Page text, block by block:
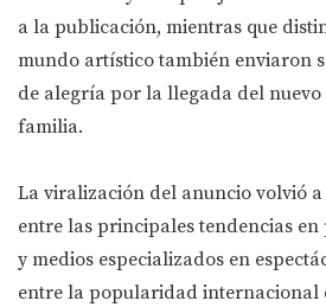
a la publicación, mientras que
mundo artístico también enviaron
de alegría por la llegada del
familia.
La viralización del anuncio volvió
entre las principales tendencias
y medios especializados en
entre la popularidad internacional